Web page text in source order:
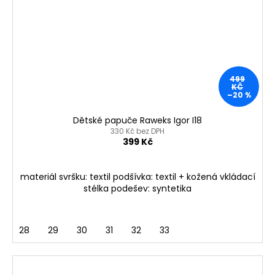
499
KČ
–20 %
Dětské papuče Raweks Igor I18
330 Kč bez DPH
399 Kč
materiál svršku: textil podšívka: textil + kožená vkládací
stélka podešev: syntetika
28 29 30 31 32 33